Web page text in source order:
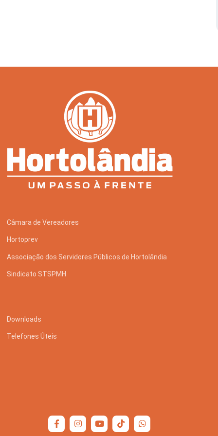
Câmara de Vereadores
Hortoprev
Associação dos Servidores Públicos de Hortolândia
Sindicato STSPMH
Downloads
Telefones Úteis